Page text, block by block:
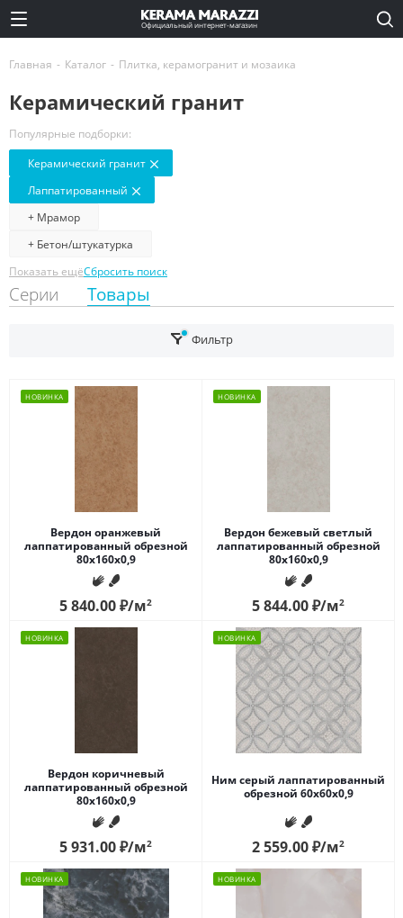
Официальный интернет-магазин
Главная - Каталог - Плитка, керамогранит и мозаика
Керамический гранит
Популярные подборки:
Керамический гранит
Лаппатированный
+ Мрамор
+ Бетон/штукатурка
Показать ещёСбросить поиск
Серии Товары
Фильтр
НОВИНКА
Вердон оранжевый
лаппатированный обрезной
80x160x0,9
5 840.00₽/м2
НОВИНКА
Вердон бежевый светлый
лаппатированный обрезной
80x160x0,9
5 844.00₽/м2
НОВИНКА
Вердон коричневый
лаппатированный обрезной
80x160x0,9
5 931.00₽/м2
НОВИНКА
Ним серый лаппатированный
обрезной 60x60x0,9
2 559.00₽/м2
НОВИНКА НОВИНКА